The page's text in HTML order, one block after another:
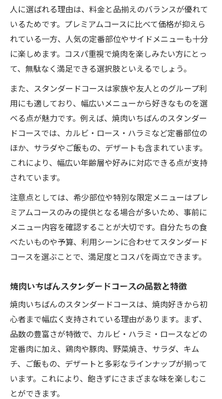
人に選ばれる理由は、料金と品揃えのバランスが優れて
いるためです。プレミアムコースに比べて価格が抑えら
れている一方、人気の定番部位やサイドメニューも十分
に楽しめます。コスパ重視で焼肉を楽しみたい方にとっ
て、無駄なく満足できる選択肢といえるでしょう。
また、スタンダードコースは家族や友人とのグループ利
用にも適しており、幅広いメニューから好きなものを選
べる点が魅力です。例えば、焼肉いちばんのスタンダー
ドコースでは、カルビ・ロース・ハラミなど定番部位の
ほか、サラダやご飯もの、デザートも含まれています。
これにより、幅広い年齢層や好みに対応できる点が支持
されています。
注意点としては、希少部位や特別な限定メニューはプレ
ミアムコースのみの提供となる場合が多いため、事前に
メニュー内容を確認することが大切です。自分たちの食
べたいものや予算、利用シーンに合わせてスタンダード
コースを選ぶことで、満足度とコスパを両立できます。
焼肉いちばんスタンダードコースの品数と特徴
焼肉いちばんのスタンダードコースは、焼肉好きから初
心者まで幅広く支持されている理由があります。まず、
品数の豊富さが特徴で、カルビ・ハラミ・ロースなどの
定番肉に加え、鶏肉や豚肉、野菜焼き、サラダ、キム
チ、ご飯もの、デザートと多彩なラインナップが揃って
います。これにより、飽きずにさまざまな味を楽しむこ
とができます。